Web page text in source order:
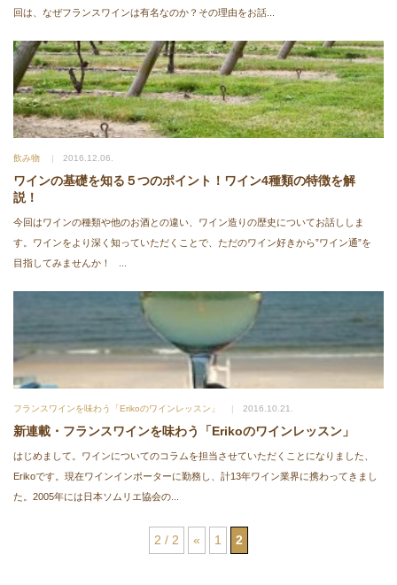
回は、なぜフランスワインは有名なのか？その理由をお話...
飲み物 2016.12.06.
ワインの基礎を知る５つのポイント！ワイン4種類の特徴を解
説！
今回はワインの種類や他のお酒との違い、ワイン造りの歴史についてお話ししま
す。ワインをより深く知っていただくことで、ただのワイン好きから”ワイン通”を
目指してみませんか！ ...
フランスワインを味わう「Erikoのワインレッスン」 2016.10.21.
新連載・フランスワインを味わう「Erikoのワインレッスン」
はじめまして。ワインについてのコラムを担当させていただくことになりました、
Erikoです。現在ワインインポーターに勤務し、計13年ワイン業界に携わってきまし
た。2005年には日本ソムリエ協会の...
2 / 2 « 1 2